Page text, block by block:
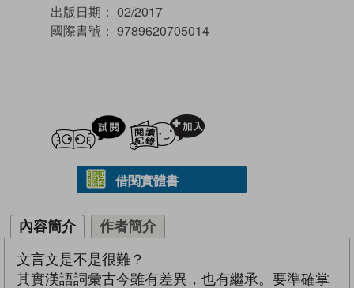
出版日期： 02/2017
國際書號： 9789620705014
試閲
借閱實體書
內容簡介 作者簡介
文言文是不是很難？
其實漢語詞彙古今雖有差異，也有繼承。要準確掌